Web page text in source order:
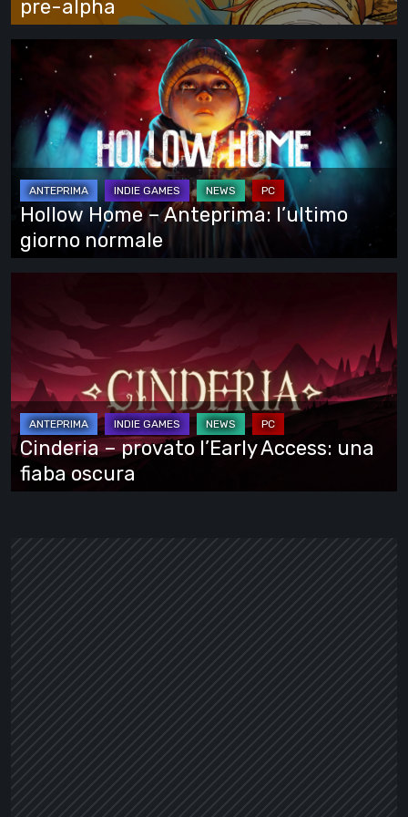
alpha
pre-alpha
Hollow
Home
Anteprima:
l’ultimo
giorno
normale
Hollow Home – Anteprima: l’ultimo
giorno normale
provato
l’Early
Access:
una
fiaba
oscura
Cinderia – provato l’Early Access: una
fiaba oscura